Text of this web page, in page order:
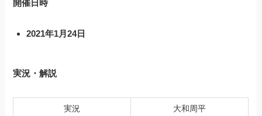
開催日時
2021年1月24日
実況・解説
実況 大和周平